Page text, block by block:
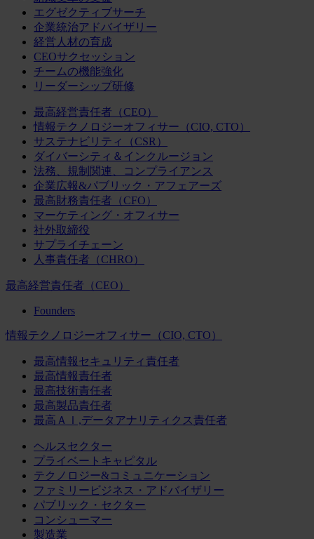
エグゼクティブサーチ
企業統治アドバイザリー
経営人材の育成
CEOサクセッション
チームの機能強化
リーダーシップ研修
最高経営責任者（CEO）
情報テクノロジーオフィサー（CIO, CTO）
サステナビリティ（CSR）
ダイバーシティ＆インクルージョン
法務、規制関連、コンプライアンス
企業広報&パブリック・アフェアーズ
最高財務責任者（CFO）
マーケティング・オフィサー
社外取締役
サプライチェーン
人事責任者（CHRO）
最高経営責任者（CEO）
Founders
情報テクノロジーオフィサー（CIO, CTO）
最高情報セキュリティ責任者
最高情報責任者
最高技術責任者
最高製品責任者
最高ＡＩ,データアナリティクス責任者
ヘルスセクター
プライベートキャピタル
テクノロジー&コミュニケーション
ファミリービジネス・アドバイザリー
パブリック・セクター
コンシューマー
製造業